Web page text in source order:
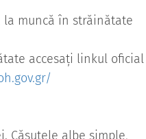
la muncă în străinătate
accesați linkul oficial
Căsuțele albe simple,